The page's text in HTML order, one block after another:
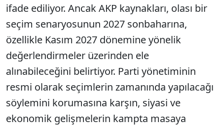
ifade ediliyor. Ancak AKP kaynakları, olası bir
seçim senaryosunun 2027 sonbaharına,
özellikle Kasım 2027 dönemine yönelik
değerlendirmeler üzerinden ele
alınabileceğini belirtiyor. Parti yönetiminin
resmi olarak seçimlerin zamanında yapılacağı
söylemini korumasına karşın, siyasi ve
ekonomik gelişmelerin kampta masaya